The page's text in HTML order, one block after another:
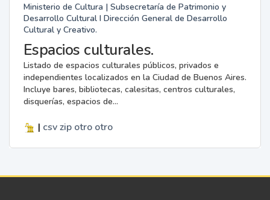
Ministerio de Cultura | Subsecretaría de Patrimonio y
Desarrollo Cultural I Dirección General de Desarrollo
Cultural y Creativo.
Espacios culturales.
Listado de espacios culturales públicos, privados e
independientes localizados en la Ciudad de Buenos Aires.
Incluye bares, bibliotecas, calesitas, centros culturales,
disquerías, espacios de...
| csv zip otro otro